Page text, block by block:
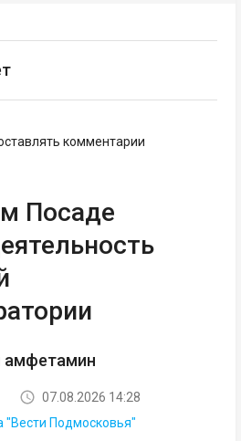
комментарии
Посаде
амфетамин
07.08.2026 14:28
"Вести Подмосковья"